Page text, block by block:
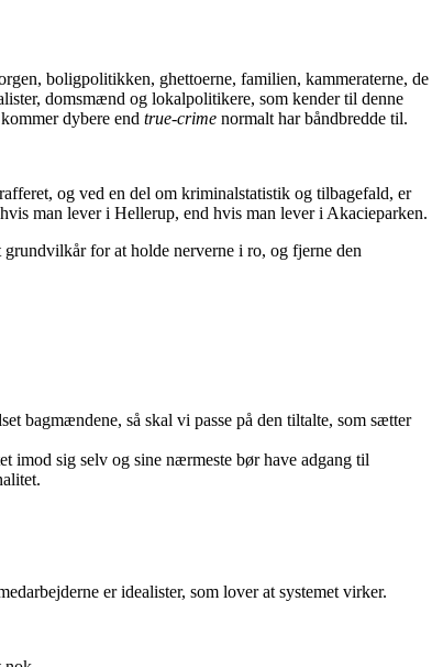
boligpolitikken, ghettoerne, familien, kammeraterne, de
domsmænd og lokalpolitikere, som kender til denne
dybere end true-crime normalt har båndbredde til.
og ved en del om kriminalstatistik og tilbagefald, er
man lever i Hellerup, end hvis man lever i Akacieparken.
for at holde nerverne i ro, og fjerne den
bagmændene, så skal vi passe på den tiltalte, som sætter
sig selv og sine nærmeste bør have adgang til
er idealister, som lover at systemet virker.